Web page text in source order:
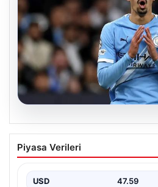
04.08.2026
Galatasaray’da orta
Manchester City’nin
Piyasa Verileri
USD 47.59